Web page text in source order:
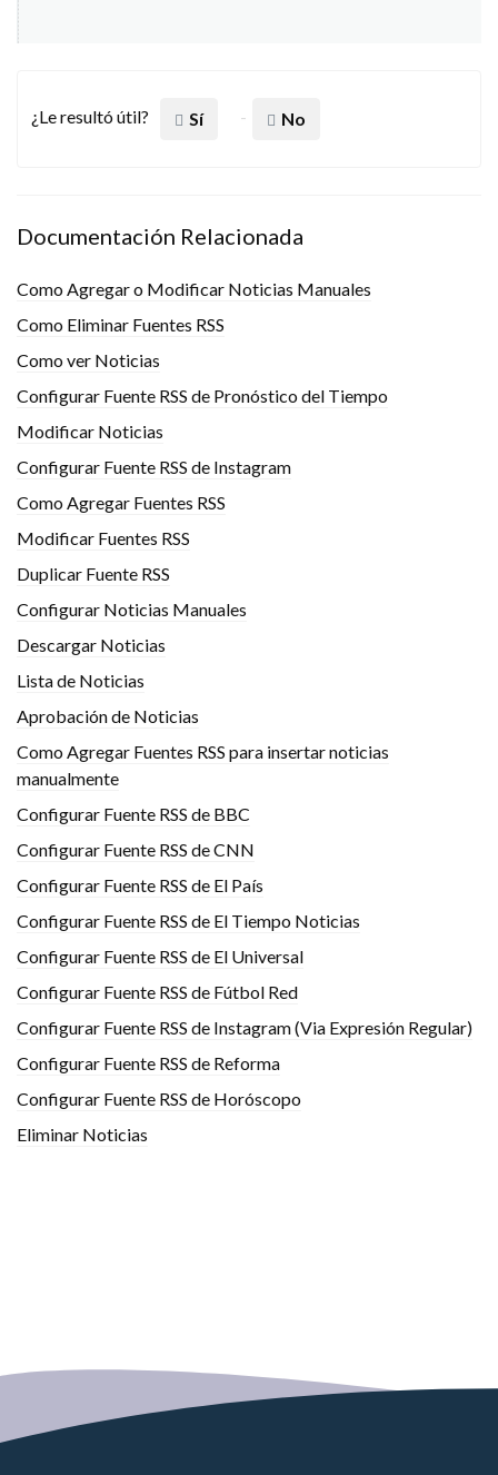
¿Le resultó útil? Sí No
Documentación Relacionada
Como Agregar o Modificar Noticias Manuales
Como Eliminar Fuentes RSS
Como ver Noticias
Configurar Fuente RSS de Pronóstico del Tiempo
Modificar Noticias
Configurar Fuente RSS de Instagram
Como Agregar Fuentes RSS
Modificar Fuentes RSS
Duplicar Fuente RSS
Configurar Noticias Manuales
Descargar Noticias
Lista de Noticias
Aprobación de Noticias
Como Agregar Fuentes RSS para insertar noticias
manualmente
Configurar Fuente RSS de BBC
Configurar Fuente RSS de CNN
Configurar Fuente RSS de El País
Configurar Fuente RSS de El Tiempo Noticias
Configurar Fuente RSS de El Universal
Configurar Fuente RSS de Fútbol Red
Configurar Fuente RSS de Instagram (Via Expresión Regular)
Configurar Fuente RSS de Reforma
Configurar Fuente RSS de Horóscopo
Eliminar Noticias